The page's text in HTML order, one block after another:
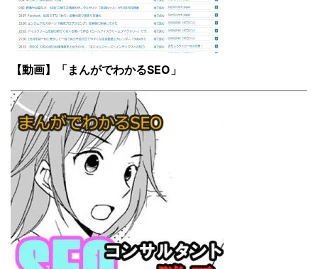
【動画】「まんがでわかるSEO」